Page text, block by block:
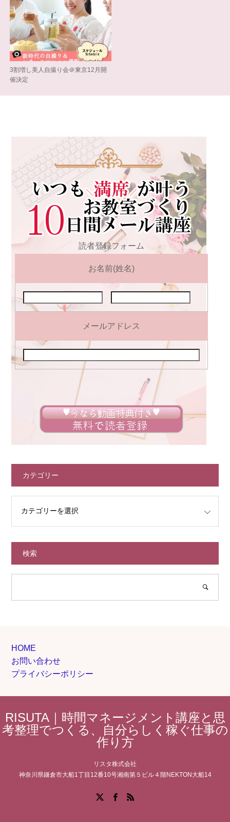
3割増し美人自撮り会＠東京12月開
催決定
読者登録フォーム
お名前(姓名)
メールアドレス
カテゴリー
検索
HOME
お問い合わせ
プライバシーポリシー
RISUTA｜時間マネージメント講座と思
考整理でつくる、自分らしく稼ぐ仕事の
作り方
リスタ株式会社
神奈川県鎌倉市大船1丁目12番10号湘南第５ビル４階NEKTON大船14